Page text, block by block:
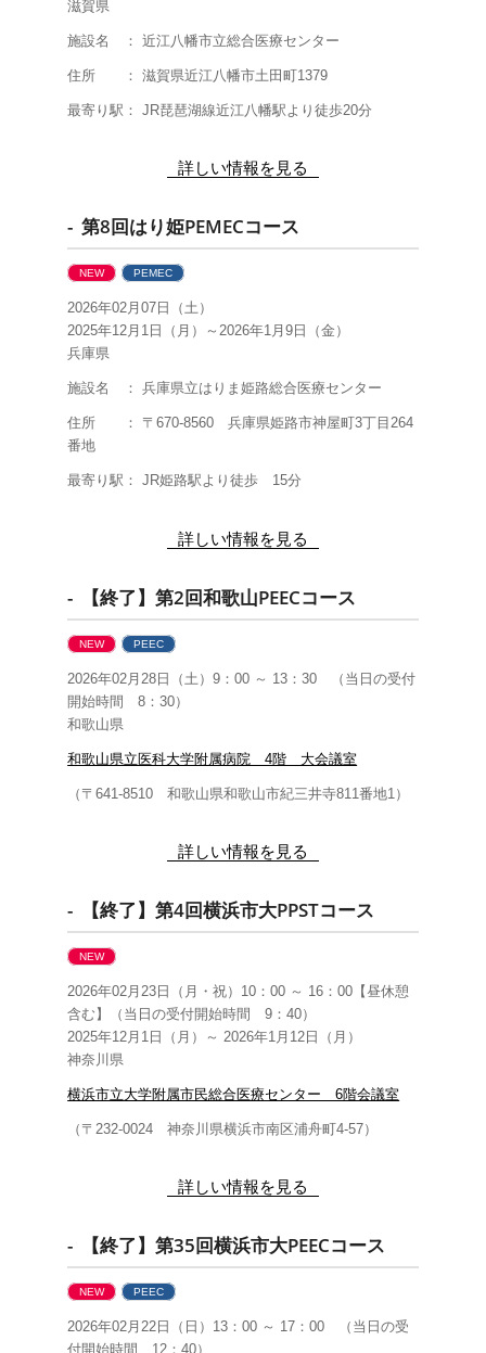
滋賀県
施設名 ： 近江八幡市立総合医療センター
住所 ： 滋賀県近江八幡市土田町1379
最寄り駅： JR琵琶湖線近江八幡駅より徒歩20分
詳しい情報を見る
- 第8回はり姫PEMECコース
NEW PEMEC
2026年02月07日（土）
2025年12月1日（月）～2026年1月9日（金）
兵庫県
施設名 ： 兵庫県立はりま姫路総合医療センター
住所 ： 〒670-8560 兵庫県姫路市神屋町3丁目264
番地
最寄り駅： JR姫路駅より徒歩 15分
詳しい情報を見る
- 【終了】第2回和歌山PEECコース
NEW PEEC
2026年02月28日（土）9：00 ～ 13：30 （当日の受付
開始時間 8：30）
和歌山県
和歌山県立医科大学附属病院 4階 大会議室
（〒641-8510 和歌山県和歌山市紀三井寺811番地1 ）
詳しい情報を見る
- 【終了】第4回横浜市大PPSTコース
NEW
2026年02月23日（月・祝）10：00 ～ 16：00【昼休憩
含む】（当日の受付開始時間 9：40）
2025年12月1日（月）～ 2026年1月12日（月）
神奈川県
横浜市立大学附属市民総合医療センター 6階会議室
（〒232-0024 神奈川県横浜市南区浦舟町4-57）
詳しい情報を見る
- 【終了】第35回横浜市大PEECコース
NEW PEEC
2026年02月22日（日）13：00 ～ 17：00 （当日の受
付開始時間 12：40）